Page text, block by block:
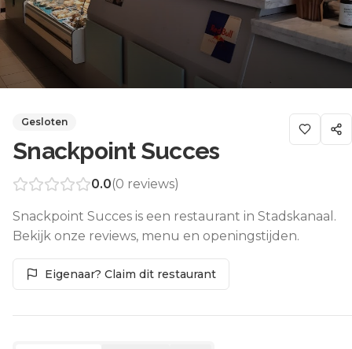
Gesloten
Snackpoint Succes
0.0(0 reviews)
Snackpoint Succes is een restaurant in Stadskanaal.
Bekijk onze reviews, menu en openingstijden.
Eigenaar? Claim dit restaurant